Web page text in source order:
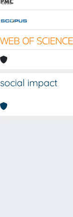
social impact